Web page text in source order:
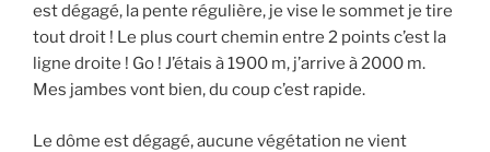
est dégagé, la pente régulière, je vise le sommet je tire
tout droit ! Le plus court chemin entre 2 points c’est la
ligne droite ! Go ! J’étais à 1900 m, j’arrive à 2000 m.
Mes jambes vont bien, du coup c’est rapide.
Le dôme est dégagé, aucune végétation ne vient